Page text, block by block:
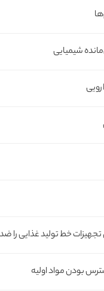
شیمیایی
خط تولید غذایی را
بودن مواد اولیه